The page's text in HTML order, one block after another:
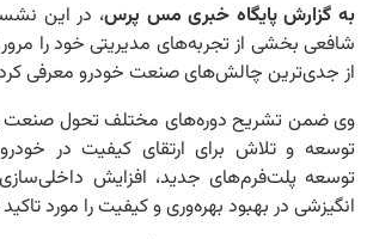
به گزارش پایگاه خبری مس پرس، در این
شافعی بخشی از تجربه‌های مدیریتی خود را مرور
از جدی‌ترین چالش‌های صنعت خودرو معرفی
وی ضمن تشریح دوره‌های مختلف تحول صنعت
توسعه و تلاش برای ارتقای کیفیت در
توسعه پلت‌فرم‌های جدید، افزایش داخلی‌سازی
انگیزشی در بهبود بهره‌وری و کیفیت را مورد تاکید